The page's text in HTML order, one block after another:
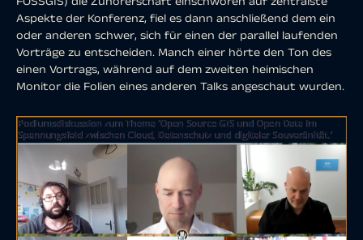
Aspekte der Konferenz, fiel es dann anschließend dem ein
oder anderen schwer, sich für einen der parallel laufenden
Vorträge zu entscheiden. Manch einer hörte den Ton des
einen Vortrags, während auf dem zweiten heimischen
Monitor die Folien eines anderen Talks angeschaut wurden.